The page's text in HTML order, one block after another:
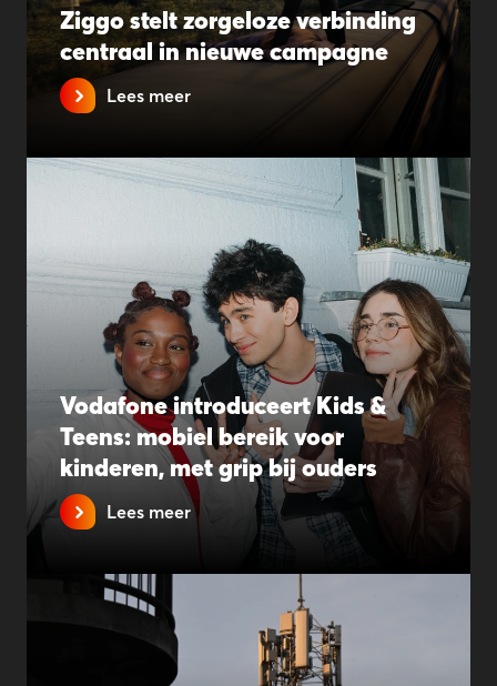
Ziggo stelt zorgeloze verbinding
centraal in nieuwe campagne
Lees meer
Vodafone introduceert Kids &
Teens: mobiel bereik voor
kinderen, met grip bij ouders
Lees meer